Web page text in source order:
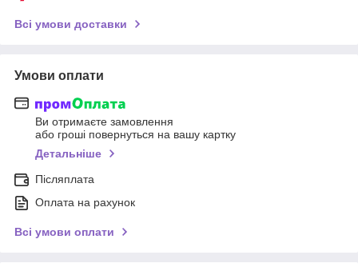
Всі умови доставки
Умови оплати
Ви отримаєте замовлення
або гроші повернуться на вашу картку
Детальніше
Післяплата
Оплата на рахунок
Всі умови оплати